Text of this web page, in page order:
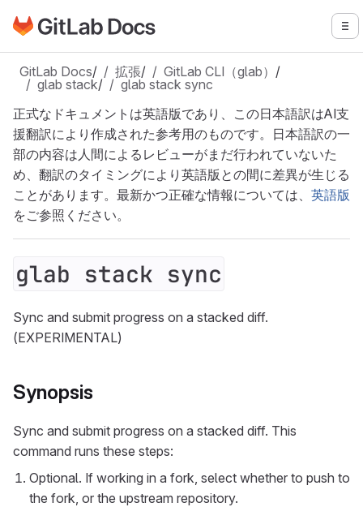
メインコンテンツにスキップ
GitLabドキュメントのホームページに移動 メ
GitLab Docs/ 拡張/ GitLab CLI（glab） /
glab stack/
glab stack sync
正式なドキュメントは英語版であり、この日本語訳はAI支
援翻訳により作成された参考用のものです。日本語訳の一
部の内容は人間によるレビューがまだ行われていないた
め、翻訳のタイミングにより英語版との間に差異が生じる
ことがあります。最新かつ正確な情報については、 英語版
をご参照ください。
glab stack sync
Sync and submit progress on a stacked diff.
(EXPERIMENTAL)
Synopsis
Sync and submit progress on a stacked diff. This
command runs these steps:
Optional. If working in a fork, select whether to push to
the fork, or the upstream repository.